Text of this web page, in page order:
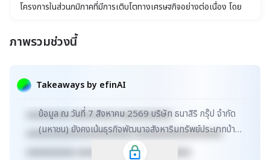
โครงการในส่วนภูมิภาคที่มีการเติบโตทางเศรษฐกิจอย่างต่อเนื่อง โดย
ภาพรวมช่วงนี้
Takeaways by efinAI
xxxxx xxxxxxxxxxxxxxxxxxxxxxxxxxxxxx
xxxxxxxxxxxxxxxxxx xxxxxxxxxxxxxxx xxxxx
xxxxxxxxx xxxxxxxxx xxxxxxxxxxx
xxxxxxxxxxxxxxxxxxxxxx xxxxxxxxxxxxxxxxxx
xxxxxxxxxx xxxxxxxxxxxxx xxxxxxxxxx
ข้อมูล ณ วันที่ 7 สิงหาคม 2569 บริษัท ธนาสิริ กรุ๊ป จำกัด
(มหาชน) ยังคงเน้นธุรกิจพัฒนาอสังหาริมทรัพย์ประเภทบ้าน
จัดสรรที่มุ่งเป้าในเขตปริมณฑลและภูมิภาค...